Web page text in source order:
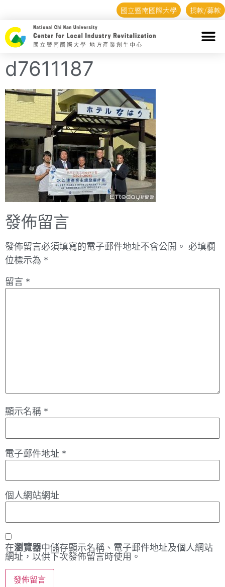
國立暨南國際大學 捐款/募款
d7611187
發佈留言
發佈留言必須填寫的電子郵件地址不會公開。 必填欄
位標示為 *
留言 *
顯示名稱 *
電子郵件地址 *
個人網站網址
在瀏覽器中儲存顯示名稱、電子郵件地址及個人網站
網址，以供下次發佈留言時使用。